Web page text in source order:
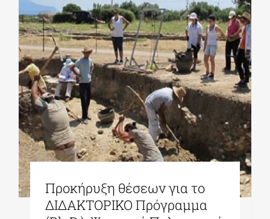
ΔΙΔΑΚΤΟΡΙΚΑ
ΕΚΠΑΙΔΕΥΤΙΚΑ ΙΔΡΥΜΑΤΑ
ΠΟΛΙΤΙΣΤΙΚΟΙ ΦΟΡΕΙΣ
ΧΩΡΟΙ ΤΕΧΝΗΣ
ΔΗΜΟΙ
Προκήρυξη θέσεων για το
ΔΙΔΑΚΤΟΡΙΚΟ Πρόγραμμα